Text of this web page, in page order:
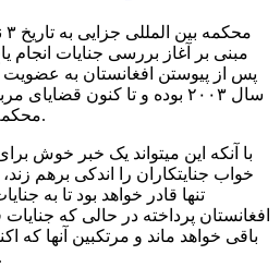
مبنی بر آغاز بررسی جنایات انجام
سال ۲۰۰۳ بوده و تا کنون
محکمه زیر پوشش قرار نگرفته اند.
با آنکه این میتواند یک خبر خوش
خواب جنایتکاران را اندکی برهم
باقی خواهد ماند و مرتکبین آنها که
پیگرد دور نگه داشته میشوند.